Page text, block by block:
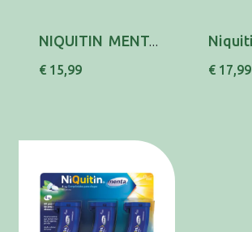
NIQUITIN MENTA , 2 MG RECIPIENTE MULTIDOSE 20...
€ 15,99 € 17,99